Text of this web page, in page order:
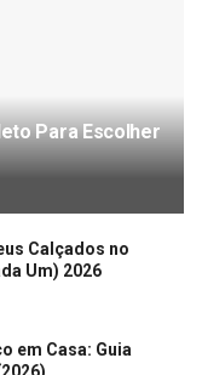
Para Escolher
Calçados no
Um) 2026
em Casa: Guia